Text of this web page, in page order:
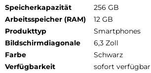
Speicherkapazität
256 GB
Arbeitsspeicher (RAM)
12 GB
Produkttyp
Smartphones
Bildschirmdiagonale
6,3 Zoll
Farbe
Schwarz
Verfügbarkeit
sofort verfügbar